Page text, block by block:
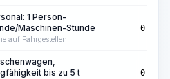
1 Person-
Maschinen-Stunde
auf Fahrgestellen
0,12
bis zu 5 t
0,07